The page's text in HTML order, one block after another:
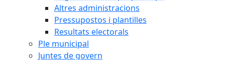
Altres administracions
Pressupostos i plantilles
Resultats electorals
Ple municipal
Juntes de govern